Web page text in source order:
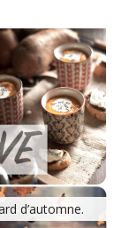
d’automne.